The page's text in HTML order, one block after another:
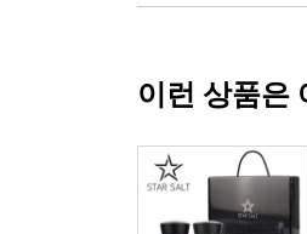
이런 상품은